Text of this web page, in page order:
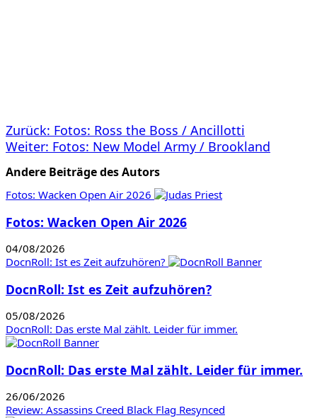
Zurück: Fotos: Ross the Boss / Ancillotti
Weiter: Fotos: New Model Army / Brookland
Andere Beiträge des Autors
Fotos: Wacken Open Air 2026
Fotos: Wacken Open Air 2026
04/08/2026
DocnRoll: Ist es Zeit aufzuhören?
DocnRoll: Ist es Zeit aufzuhören?
05/08/2026
DocnRoll: Das erste Mal zählt. Leider für immer.
DocnRoll: Das erste Mal zählt. Leider für immer.
26/06/2026
Review: Assassins Creed Black Flag Resynced